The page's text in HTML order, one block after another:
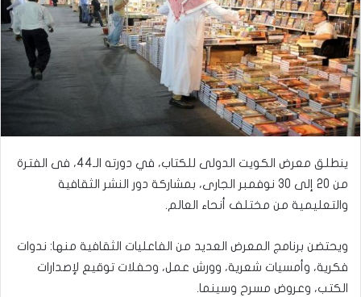
ينطلق معرض الكويت الدولى للكتاب، في دورته الـ44، فى الفترة
من 20 إلى 30 نوفمبر الجارى، بمشاركة دور النشر الثقافية
والتعليمية من مختلف أنحاء العالم.
ويحتضن برنامج المعرض العديد من الفاعليات الثقافية منها: ندوات
فكرية، وأمسيات شعرية، وورش عمل، وحفلات توقيع لإصدارات
الكتب، وعروض مسرح وسينما.